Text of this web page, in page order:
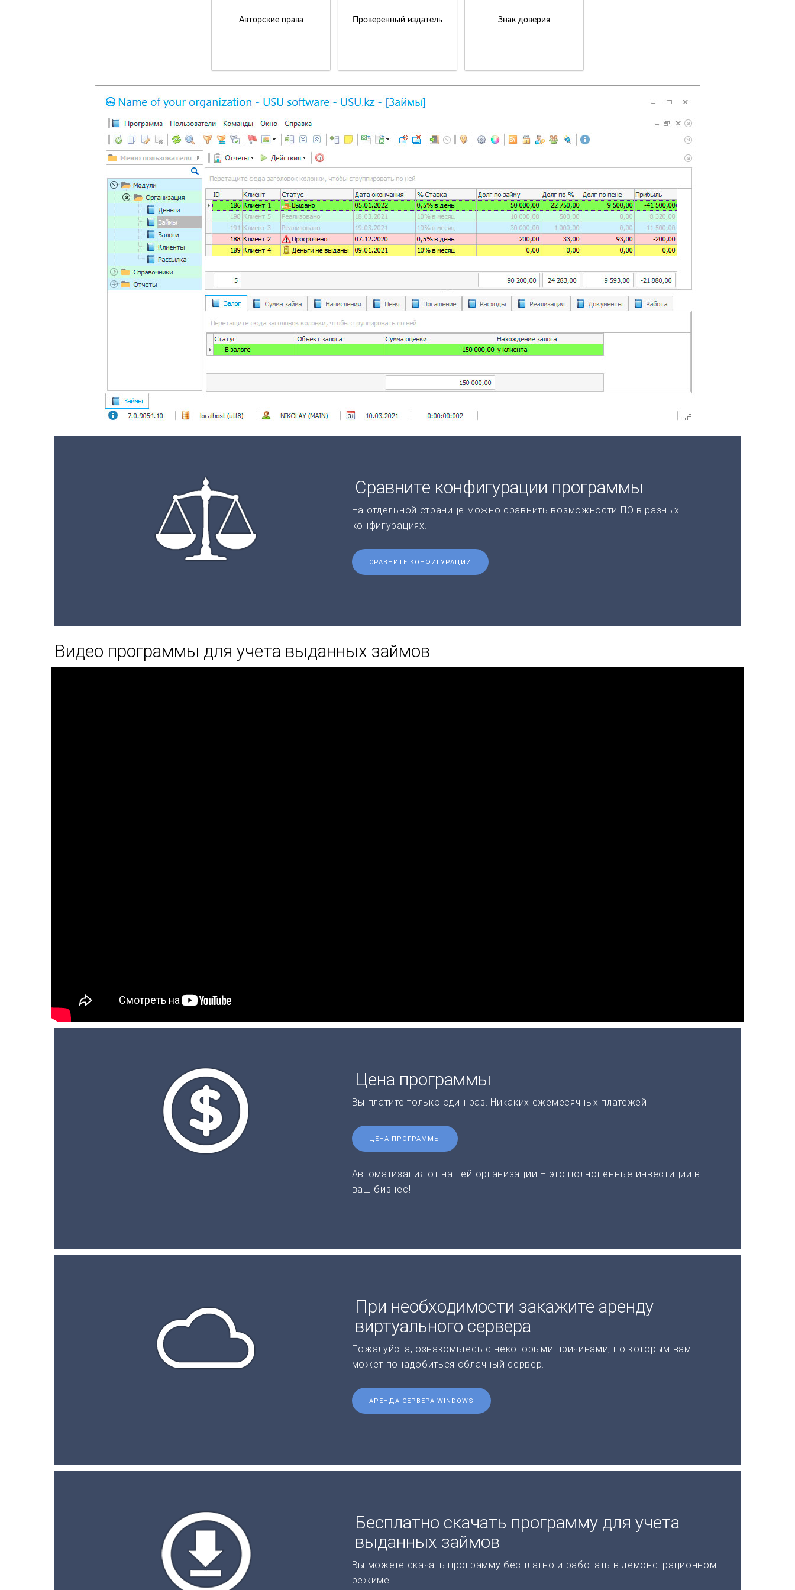
Авторские права Проверенный издатель Знак доверия
Сравните конфигурации программы
На отдельной странице можно сравнить возможности ПО в разных
конфигурациях.
СРАВНИТЕ КОНФИГУРАЦИИ
Видео программы для учета выданных займов
Цена программы
Вы платите только один раз. Никаких ежемесячных платежей!
ЦЕНА ПРОГРАММЫ
Автоматизация от нашей организации – это полноценные инвестиции в
ваш бизнес!
При необходимости закажите аренду
виртуального сервера
Пожалуйста, ознакомьтесь с некоторыми причинами, по которым вам
может понадобиться облачный сервер.
АРЕНДА СЕРВЕРА WINDOWS
Бесплатно скачать программу для учета
выданных займов
Вы можете скачать программу бесплатно и работать в демонстрационном
режиме